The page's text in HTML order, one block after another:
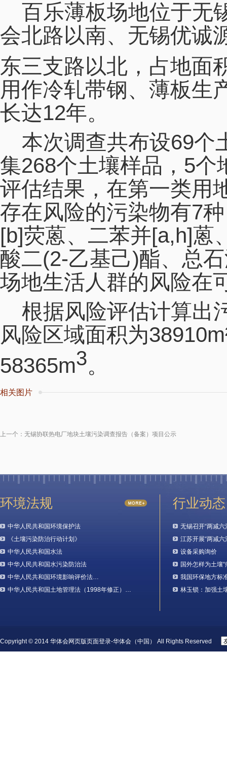
百乐薄板场地位于无
会北路以南、无锡优诚
东三支路以北，占地面
用作冷轧带钢、薄板生
长达12年。
本次调查共布设69个
集268个土壤样品， 5个
评估结果，在第一类用
存在风险的污染物有7
[b]荧蒽、二苯并[a,h]蒽
酸二(2-乙基己)酯、总
场地生活人群的风险在
根据风险评估计算出
风险区域面积为
58365m3。
相关图片
上一个： 无锡协联热电厂地块土壤污染调查报告（备案）项目公示
环境法规
中华人民共和国环境保护法
《土壤污染防治行动计划》
中华人民共和国水法
中华人民共和国水污染防治法
中华人民共和国环境影响评价法…
中华人民共和国土地管理法（1998年修正）…
行业动态
无锡召开“两减
江苏开展“两减
设备采购询价
国外怎样为土壤“
我国环保地方标
林玉锁：加强土
Copyright © 2014 华体会网页版页面登录-华体会（中国） All Rights Reserved